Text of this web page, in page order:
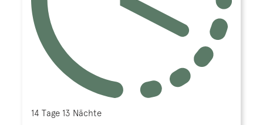
14 Tage 13 Nächte